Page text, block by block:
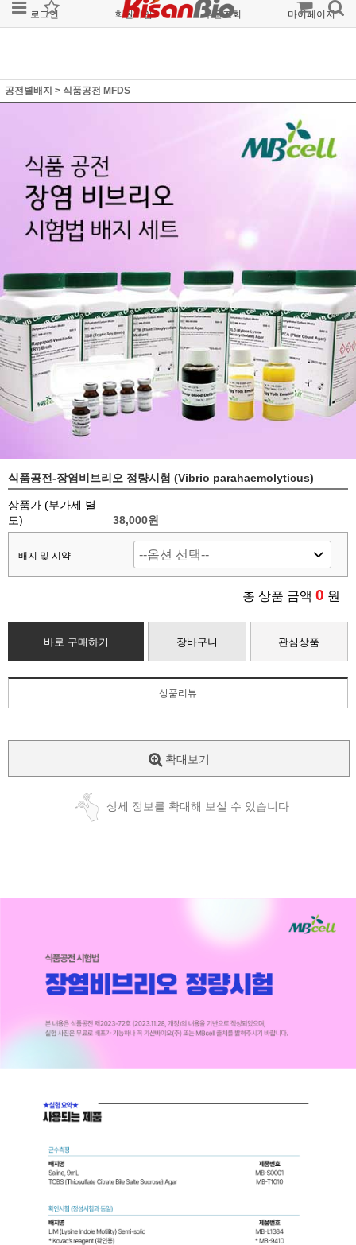
로그인 회원가입 주문조회 마이페이지
공전별배지 > 식품공전 MFDS
식품공전-장염비브리오 정량시험 (Vibrio parahaemolyticus)
상품가 (부가세 별
도)
38,000원
배지 및 시약
총 상품 금액 0 원
바로 구매하기 장바구니 관심상품
상품리뷰
확대보기
상세 정보를 확대해 보실 수 있습니다